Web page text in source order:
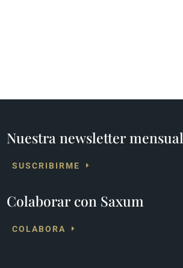
Nuestra newsletter mensual
SUSCRIBIRME
Colaborar con Saxum
COLABORA